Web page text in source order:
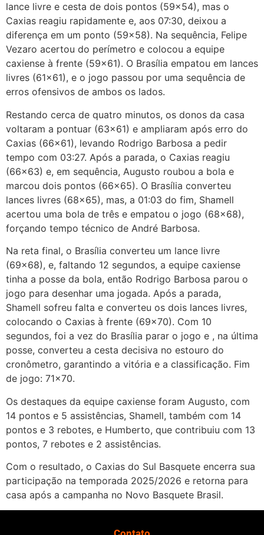
lance livre e cesta de dois pontos (59×54), mas o
Caxias reagiu rapidamente e, aos 07:30, deixou a
diferença em um ponto (59×58). Na sequência, Felipe
Vezaro acertou do perímetro e colocou a equipe
caxiense à frente (59×61). O Brasília empatou em lances
livres (61×61), e o jogo passou por uma sequência de
erros ofensivos de ambos os lados.
Restando cerca de quatro minutos, os donos da casa
voltaram a pontuar (63×61) e ampliaram após erro do
Caxias (66×61), levando Rodrigo Barbosa a pedir
tempo com 03:27. Após a parada, o Caxias reagiu
(66×63) e, em sequência, Augusto roubou a bola e
marcou dois pontos (66×65). O Brasília converteu
lances livres (68×65), mas, a 01:03 do fim, Shamell
acertou uma bola de três e empatou o jogo (68×68),
forçando tempo técnico de André Barbosa.
Na reta final, o Brasília converteu um lance livre
(69×68), e, faltando 12 segundos, a equipe caxiense
tinha a posse da bola, então Rodrigo Barbosa parou o
jogo para desenhar uma jogada. Após a parada,
Shamell sofreu falta e converteu os dois lances livres,
colocando o Caxias à frente (69×70). Com 10
segundos, foi a vez do Brasília parar o jogo e , na última
posse, converteu a cesta decisiva no estouro do
cronômetro, garantindo a vitória e a classificação. Fim
de jogo: 71×70.
Os destaques da equipe caxiense foram Augusto, com
14 pontos e 5 assistências, Shamell, também com 14
pontos e 3 rebotes, e Humberto, que contribuiu com 13
pontos, 7 rebotes e 2 assistências.
Com o resultado, o Caxias do Sul Basquete encerra sua
participação na temporada 2025/2026 e retorna para
casa após a campanha no Novo Basquete Brasil.